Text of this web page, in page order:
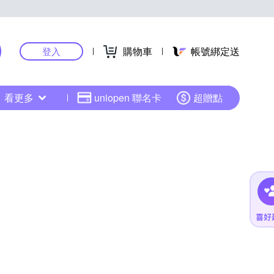
登入 購物車 帳號綁定送
看更多 uniopen 聯名卡 超贈點